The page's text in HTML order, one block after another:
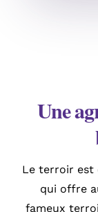
Une
Le terroir est
qui offre
fameux